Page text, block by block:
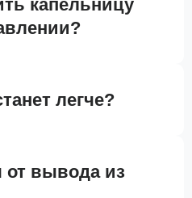
капельницу
легче?
от вывода из